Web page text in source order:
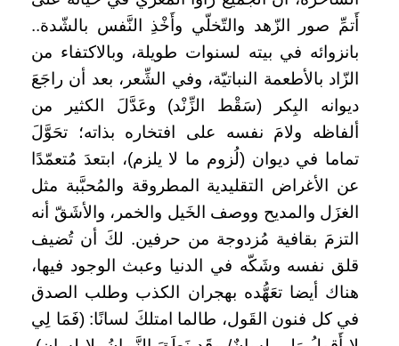
أَتمِّ صور الزّهد والتّخلّي وأَخْذِ النَّفس بالشّدة..
بانزوائه في بيته لسنوات طويلة، وبالاكتفاء من
الزّاد بالأطعمة النباتيّة، وفي الشِّعر، بعد أن راجَعَ
ديوانه البِكر (سَقْط الزِّنْد) وعَدَّلَ الكثير من
ألفاظه ولامَ نفسه على افتخاره بذاته؛ تحَوَّلَ
تماما في ديوان (لُزوم ما لا يلزم)، ابتعدَ مُتعمّدًا
عن الأغراض التقليدية المطروقة والمُحبَّبة مثل
الغزَل والمديح ووصف الخَيل والخمر، والأشَقّ أنه
التزمَ بقافية مُزدوجة من حرفين. لكَ أن تُضيف
قلق نفسه وشَكّه في الدنيا وعبث الوجود فيها،
هناك أيضا تعَهُّده بهجران الكذب وطلب الصدق
في كل فنون القَول، طالما امتلكَ لسانًا: (فَمَا لِي